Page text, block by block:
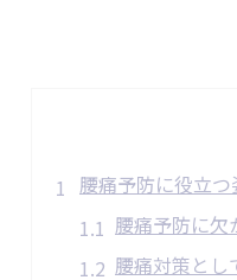
腰痛予防に役立
腰痛予防に欠
腰痛対策とし